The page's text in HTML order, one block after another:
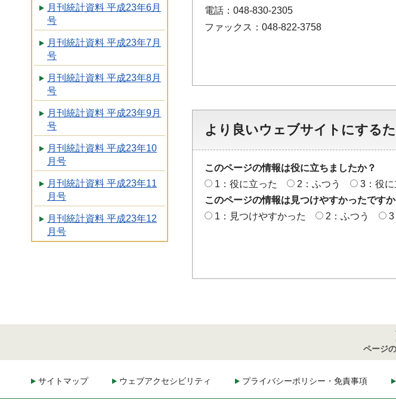
月刊統計資料 平成23年6月
号
月刊統計資料 平成23年7月
号
月刊統計資料 平成23年8月
号
月刊統計資料 平成23年9月
号
月刊統計資料 平成23年10
月号
月刊統計資料 平成23年11
月号
月刊統計資料 平成23年12
月号
電話：048-830-2305
ファックス：048-822-3758
より良いウェブサイトにする
このページの情報は役に立ちましたか？
1：役に立った
2：ふつう
3：役に
このページの情報は見つけやすかったですか
1：見つけやすかった
2：ふつう 3
ページ
サイトマップ ウェブアクセシビリティ プライバシーポリシー・免責事項